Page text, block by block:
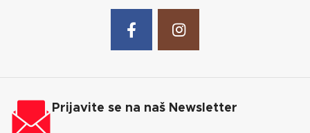
Prijavite se na naš Newsletter